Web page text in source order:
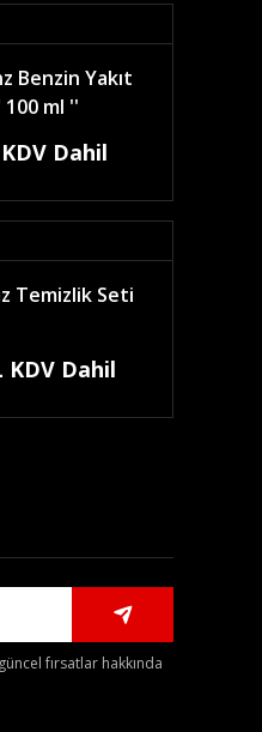
Benzin Yakıt
100 ml ''
Dahil
Temizlik Seti
KDV Dahil
fırsatlar hakkında